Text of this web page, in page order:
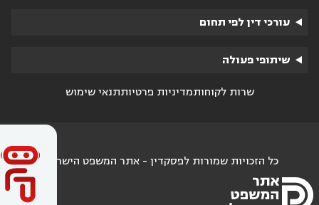
עורכי דין לפי תחום
שיתופי פעולה
שרות לקוחותמדיניות פרטיותתנאי שימוש
כל הזכויות שמורות לפסקדין - אתר המשפט הישראלי